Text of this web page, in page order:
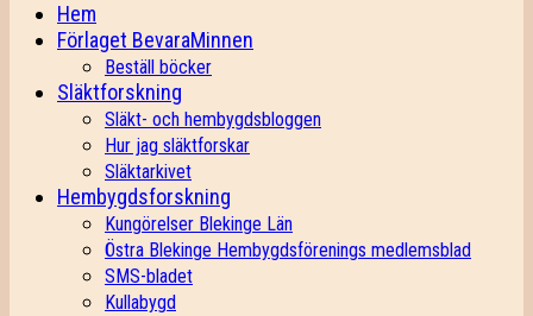
Hem
Förlaget BevaraMinnen
Beställ böcker
Släktforskning
Släkt- och hembygdsbloggen
Hur jag släktforskar
Släktarkivet
Hembygdsforskning
Kungörelser Blekinge Län
Östra Blekinge Hembygdsförenings medlemsblad
SMS-bladet
Kullabygd